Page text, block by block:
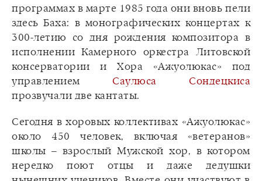
программах в марте 1985 года они вновь пели
здесь Баха: в монографических концертах к
300-летию со дня рождения композитора в
исполнении Камерного оркестра Литовской
консерватории и Хора «Ажуолюкас» под
управлением Саулюса Сондецкиса
прозвучали две кантаты.
Сегодня в хоровых коллективах «Ажуолюкас»
около 450 человек, включая «ветеранов»
школы – взрослый Мужской хор, в котором
нередко поют отцы и даже дедушки